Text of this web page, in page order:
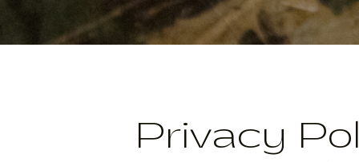
Privacy